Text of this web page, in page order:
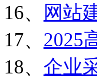
16、
网站
17、 2025
18、 企业